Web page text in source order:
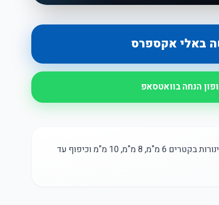
באלי אקספרס
הנחה בוואטסאפ
כלי כיפוף צינורות 3 ב-1 לעבודה עם צינורות בקטרים 6 מ"מ, 8 מ"מ, 10 מ"מ וכיפוף עד